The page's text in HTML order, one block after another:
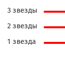
3 звезды
2 звезды
1 звезда